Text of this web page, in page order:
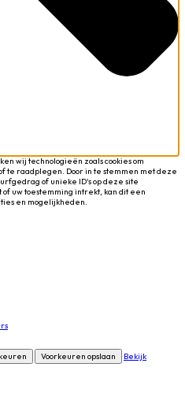
wij technologieën zoals cookies om
te raadplegen. Door in te stemmen met deze
of unieke ID's op deze site
uw toestemming intrekt, kan dit een
en mogelijkheden.
Voorkeuren opslaan
Bekijk